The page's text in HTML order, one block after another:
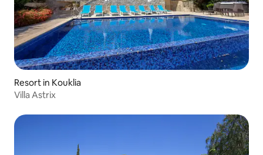
Resort in Kouklia
Villa Astrix